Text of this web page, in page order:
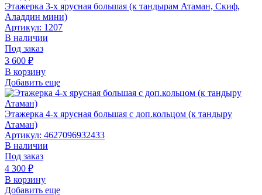
Этажерка 3-х ярусная большая (к тандырам Атаман, Скиф,
Аладдин мини)
Артикул: 1207
В наличии
Под заказ
3 600 ₽
В корзину
Добавить еще
Этажерка 4-х ярусная большая с доп.кольцом (к тандыру
Атаман)
Артикул: 4627096932433
В наличии
Под заказ
4 300 ₽
В корзину
Добавить еще